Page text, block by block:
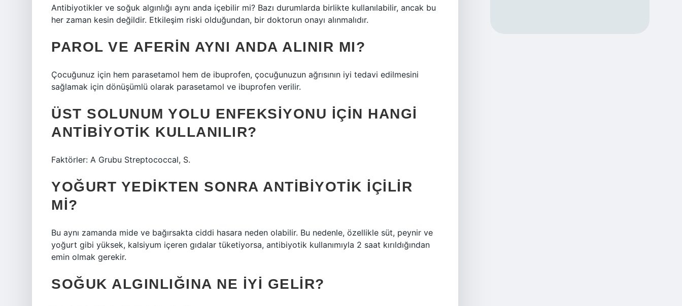
Antibiyotikler ve soğuk algınlığı aynı anda içebilir mi? Bazı durumlarda birlikte kullanılabilir, ancak bu
her zaman kesin değildir. Etkileşim riski olduğundan, bir doktorun onayı alınmalıdır.
PAROL VE AFERIN AYNI ANDA ALINIR MI?
Çocuğunuz için hem parasetamol hem de ibuprofen, çocuğunuzun ağrısının iyi tedavi edilmesini
sağlamak için dönüşümlü olarak parasetamol ve ibuprofen verilir.
ÜST SOLUNUM YOLU ENFEKSIYONU IÇIN HANGI
ANTIBIYOTIK KULLANILIR?
Faktörler: A Grubu Streptococcal, S.
YOĞURT YEDIKTEN SONRA ANTIBIYOTIK IÇILIR
MI?
Bu aynı zamanda mide ve bağırsakta ciddi hasara neden olabilir. Bu nedenle, özellikle süt, peynir ve
yoğurt gibi yüksek, kalsiyum içeren gıdalar tüketiyorsa, antibiyotik kullanımıyla 2 saat kırıldığından
emin olmak gerekir.
SOĞUK ALGINLIĞINA NE IYI GELIR?